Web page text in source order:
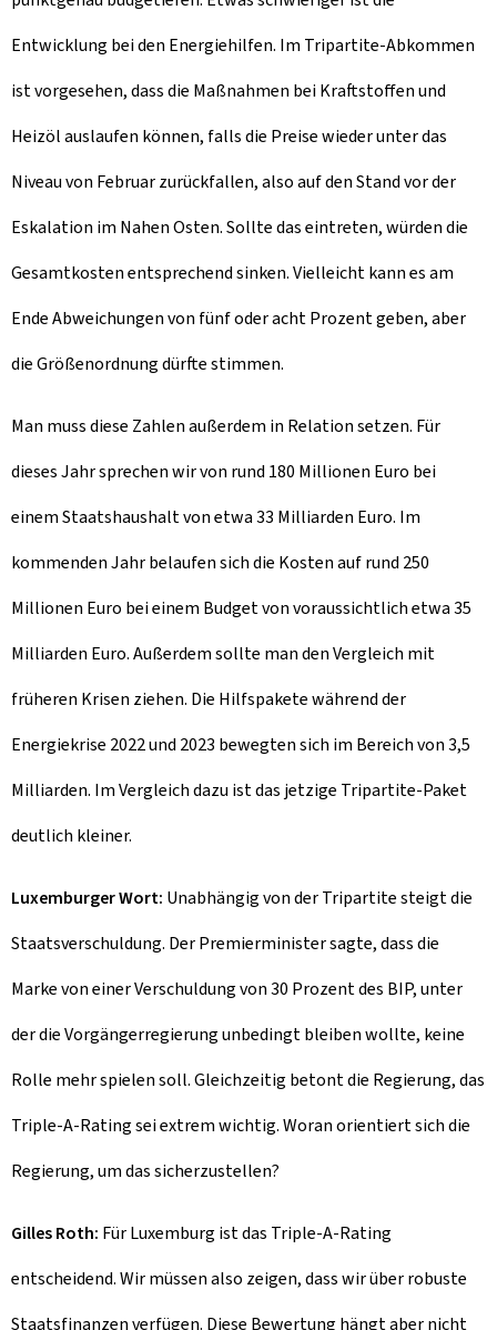
Entwicklung bei den Energiehilfen. Im Tripartite-Abkommen
ist vorgesehen, dass die Maßnahmen bei Kraftstoffen und
Heizöl auslaufen können, falls die Preise wieder unter das
Niveau von Februar zurückfallen, also auf den Stand vor der
Eskalation im Nahen Osten. Sollte das eintreten, würden die
Gesamtkosten entsprechend sinken. Vielleicht kann es am
Ende Abweichungen von fünf oder acht Prozent geben, aber
die Größenordnung dürfte stimmen.
Man muss diese Zahlen außerdem in Relation setzen. Für
dieses Jahr sprechen wir von rund 180 Millionen Euro bei
einem Staatshaushalt von etwa 33 Milliarden Euro. Im
kommenden Jahr belaufen sich die Kosten auf rund 250
Millionen Euro bei einem Budget von voraussichtlich etwa 35
Milliarden Euro. Außerdem sollte man den Vergleich mit
früheren Krisen ziehen. Die Hilfspakete während der
Energiekrise 2022 und 2023 bewegten sich im Bereich von 3,5
Milliarden. Im Vergleich dazu ist das jetzige Tripartite-Paket
deutlich kleiner.
Luxemburger Wort: Unabhängig von der Tripartite steigt die
Staatsverschuldung. Der Premierminister sagte, dass die
Marke von einer Verschuldung von 30 Prozent des BIP, unter
der die Vorgängerregierung unbedingt bleiben wollte, keine
Rolle mehr spielen soll. Gleichzeitig betont die Regierung, das
Triple-A-Rating sei extrem wichtig. Woran orientiert sich die
Regierung, um das sicherzustellen?
Gilles Roth: Für Luxemburg ist das Triple-A-Rating
entscheidend. Wir müssen also zeigen, dass wir über robuste
Staatsfinanzen verfügen. Diese Bewertung hängt aber nicht